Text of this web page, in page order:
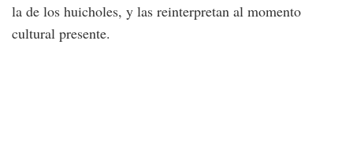
la de los huicholes, y las reinterpretan al momento
cultural presente.